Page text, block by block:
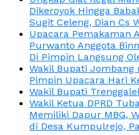
Dikeroyok Hingga
Sugit Celeng, Dian Cs
Upacara Pemakaman
Purwanto Anggota
Di Pimpin Langsung
Wakil Bupati Jombang
Pimpin Upacara Hari
Wakil Bupati
Wakil Ketua DPRD
Memiliki Dapur MBG,
di Desa Kumpulrejo,